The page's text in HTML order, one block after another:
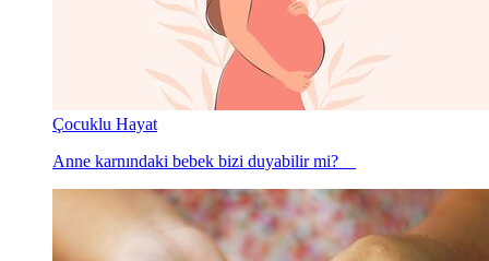
Çocuklu Hayat
Anne karnındaki bebek bizi duyabilir mi?